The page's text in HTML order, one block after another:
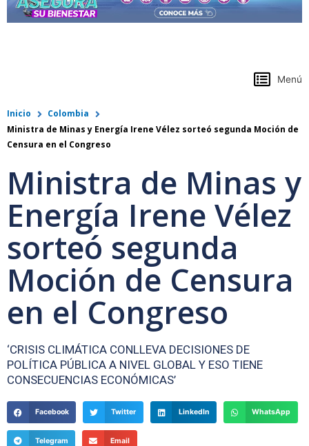
Menú
Inicio
Colombia
Ministra de Minas y Energía Irene Vélez sorteó segunda Moción de
Censura en el Congreso
Ministra de Minas y
Energía Irene Vélez
sorteó segunda
Moción de Censura
en el Congreso
‘CRISIS CLIMÁTICA CONLLEVA DECISIONES DE
POLÍTICA PÚBLICA A NIVEL GLOBAL Y ESO TIENE
CONSECUENCIAS ECONÓMICAS’
Facebook Twitter LinkedIn WhatsApp
Telegram Email